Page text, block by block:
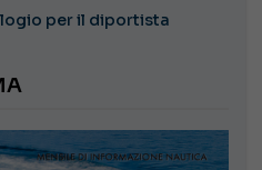
per il diportista